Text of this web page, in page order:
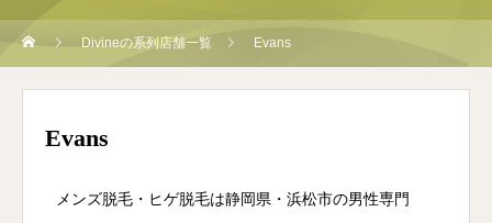
Divineの系列店舗一覧 Evans
Evans
メンズ脱毛・ヒゲ脱毛は静岡県・浜松市の男性専門